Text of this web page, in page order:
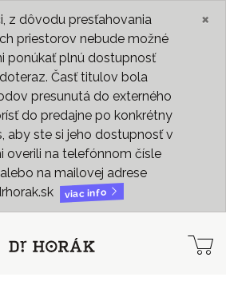
z dôvodu presťahovania
priestorov nebude možné
ponúkať plnú dostupnosť
Časť titulov bola
presunutá do externého
do predajne po konkrétny
aby ste si jeho dostupnosť v
overili na telefónnom čísle
na mailovej adrese
viac info
×